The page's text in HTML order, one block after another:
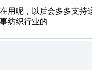
用呢，以后会多多支持
纺织行业的